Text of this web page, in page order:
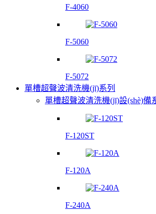
F-4060
F-5060
F-5072
單槽超聲波清洗機(jī)系列
單槽超聲波清洗機(jī)設(shè)備
F-120ST
F-120A
F-240A